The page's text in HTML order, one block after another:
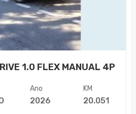
1.0 FLEX MANUAL 4P
Ano
2026
KM
20.051